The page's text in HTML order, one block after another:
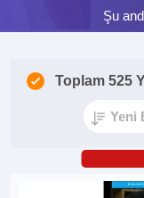
Şu
Toplam 525